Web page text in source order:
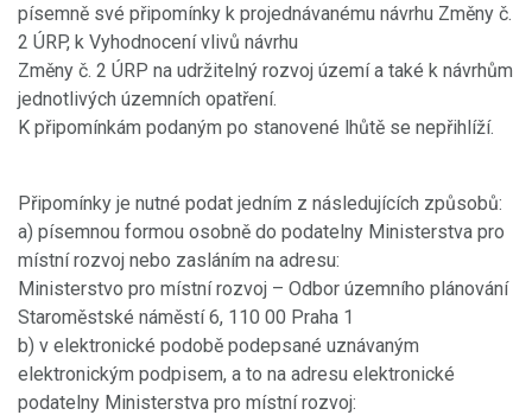
písemně své připomínky k projednávanému návrhu Změny č.
2 ÚRP, k Vyhodnocení vlivů návrhu
Změny č. 2 ÚRP na udržitelný rozvoj území a také k návrhům
jednotlivých územních opatření.
K připomínkám podaným po stanovené lhůtě se nepřihlíží.
Připomínky je nutné podat jedním z následujících způsobů:
a) písemnou formou osobně do podatelny Ministerstva pro
místní rozvoj nebo zasláním na adresu:
Ministerstvo pro místní rozvoj – Odbor územního plánování
Staroměstské náměstí 6, 110 00 Praha 1
b) v elektronické podobě podepsané uznávaným
elektronickým podpisem, a to na adresu elektronické
podatelny Ministerstva pro místní rozvoj: